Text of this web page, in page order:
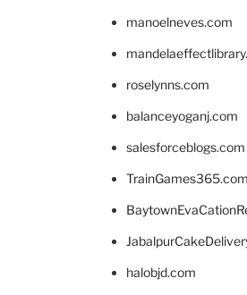
manoelneves.com
roselynns.com
balanceyoganj.com
salesforceblogs.com
TrainGames365.com
halobjd.com